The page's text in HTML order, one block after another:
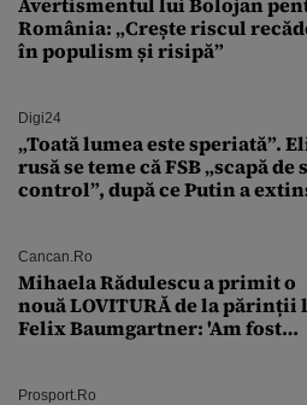
România: „Crește riscul
în populism și risipă”
Digi24
„Toată lumea este speriată”.
rusă se teme că FSB „scapă de
control”, după ce Putin a
Cancan.ro
Mihaela Rădulescu a primit o
nouă LOVITURĂ de la părinții
Felix Baumgartner: 'Am fost
Prosport.ro